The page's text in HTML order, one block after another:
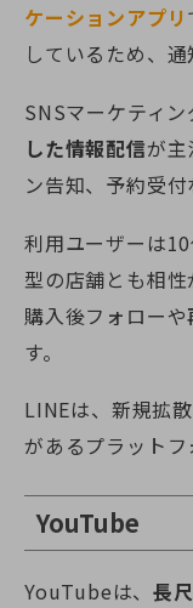
ケーションアプリ
しているため、
SNSマーケティン
した情報配信が主
ン告知、予約受付
利用ユーザーは
型の店舗とも相
購入後フォロー
す。
LINEは、新規拡
があるプラットフ
YouTube
YouTubeは、長